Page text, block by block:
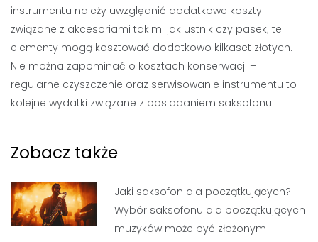
instrumentu należy uwzględnić dodatkowe koszty
związane z akcesoriami takimi jak ustnik czy pasek; te
elementy mogą kosztować dodatkowo kilkaset złotych.
Nie można zapominać o kosztach konserwacji –
regularne czyszczenie oraz serwisowanie instrumentu to
kolejne wydatki związane z posiadaniem saksofonu.
Zobacz także
Jaki saksofon dla początkujących?
Wybór saksofonu dla początkujących
muzyków może być złożonym